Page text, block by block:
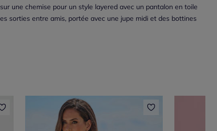
une chemise pour un style layered avec un pantalon en toile
sorties entre amis, portée avec une jupe midi et des bottines